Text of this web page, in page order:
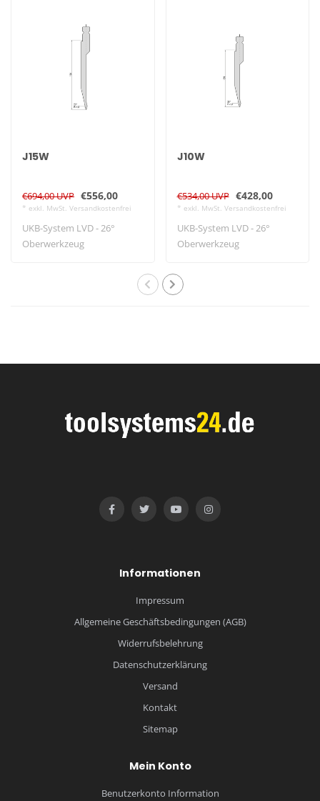
J15W
€694,00 UVP €556,00
* exkl. MwSt. Versandkostenfrei
UKB-System LVD - 26°
Oberwerkzeug
J10W
€534,00 UVP €428,00
* exkl. MwSt. Versandkostenfrei
UKB-System LVD - 26°
Oberwerkzeug
Informationen
Impressum
Allgemeine Geschäftsbedingungen (AGB)
Widerrufsbelehrung
Datenschutzerklärung
Versand
Kontakt
Sitemap
Mein Konto
Benutzerkonto Information